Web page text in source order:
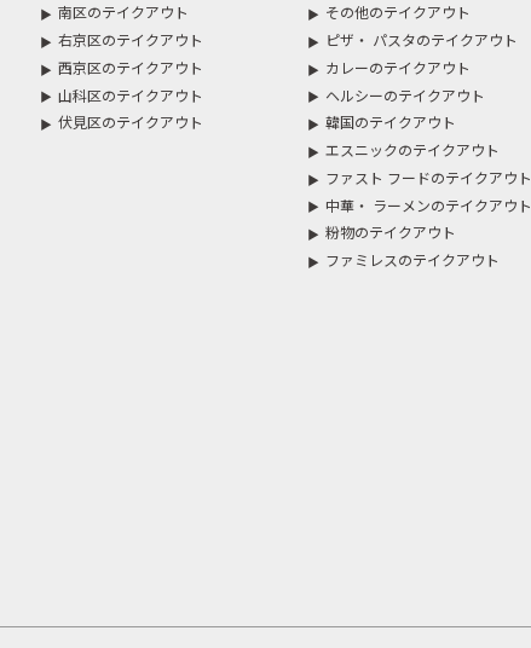
南区のテイクアウト
右京区のテイクアウト
西京区のテイクアウト
山科区のテイクアウト
伏見区のテイクアウト
その他のテイクアウト
ピザ・ パスタのテイクアウト
カレーのテイクアウト
ヘルシーのテイクアウト
韓国のテイクアウト
エスニックのテイクアウト
ファスト フードのテイクアウト
中華・ ラーメンのテイクアウト
粉物のテイクアウト
ファミレスのテイクアウト